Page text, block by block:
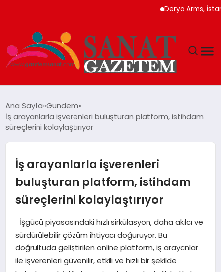
Derya Arms, İstanbul
TEKNOLOJI
SPOR
YAŞAM
EKONOMI
SAĞLIK
Ana Sayfa Gündem
İş arayanlarla işverenleri buluşturan platform, istihdam
süreçlerini kolaylaştırıyor
İş arayanlarla işverenleri
buluşturan platform, istihdam
süreçlerini kolaylaştırıyor
İşgücü piyasasındaki hızlı sirkülasyon, daha akılcı ve
sürdürülebilir çözüm ihtiyacı doğuruyor. Bu
doğrultuda geliştirilen online platform, iş arayanlar
ile işverenleri güvenilir, etkili ve hızlı bir şekilde